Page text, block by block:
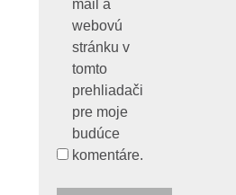
mail a
webovú
stránku v
tomto
prehliadači
pre moje
budúce
komentáre.